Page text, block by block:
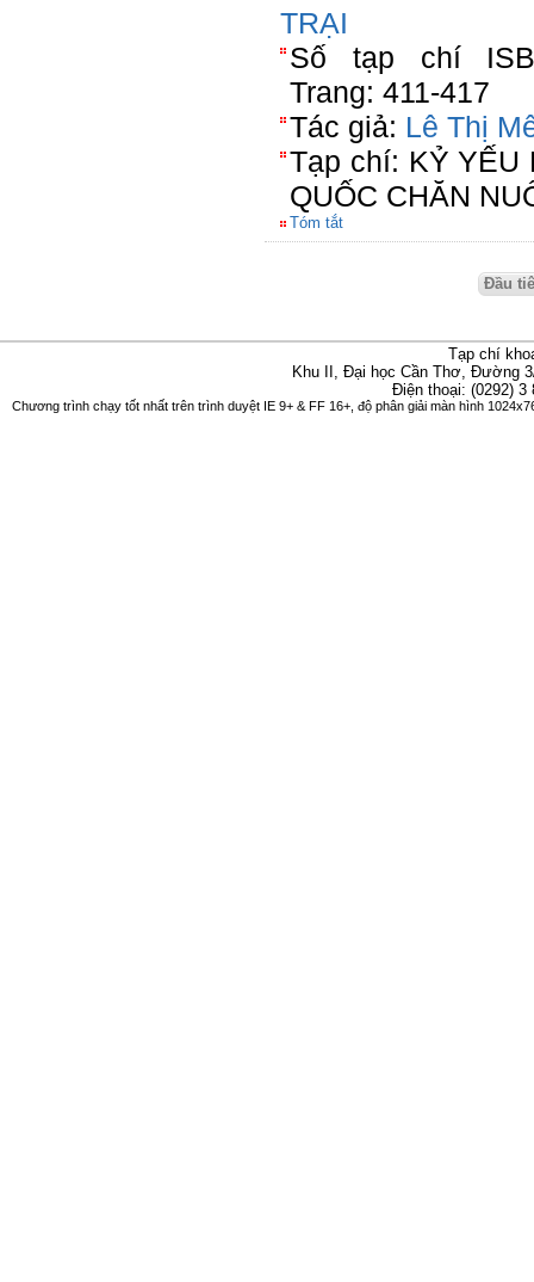
TRẠI
Số tạp chí
Trang: 411-417
Tác giả: Lê Thị
Tạp chí: KỶ YẾU
QUỐC CHĂN
Tóm tắt
Đầu
Tạp chí
Khu II, Đại học Cần Thơ, Đường
Điện thoại: (0292)
Chương trình chạy tốt nhất trên trình duyệt IE 9+ & FF 16+, độ phân giải màn hình